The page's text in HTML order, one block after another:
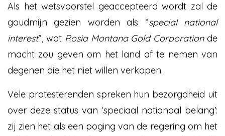
Als het wetsvoorstel geaccepteerd wordt zal de
goudmijn gezien worden als “special national
interest”, wat Rosia Montana Gold Corporationde
macht zou geven om het land af te nemen van
degenen die het niet willen verkopen.
Vele protesterenden spreken hun bezorgdheid uit
over deze status van ‘speciaal nationaal belang’:
zij zien het als een poging van de regering om het